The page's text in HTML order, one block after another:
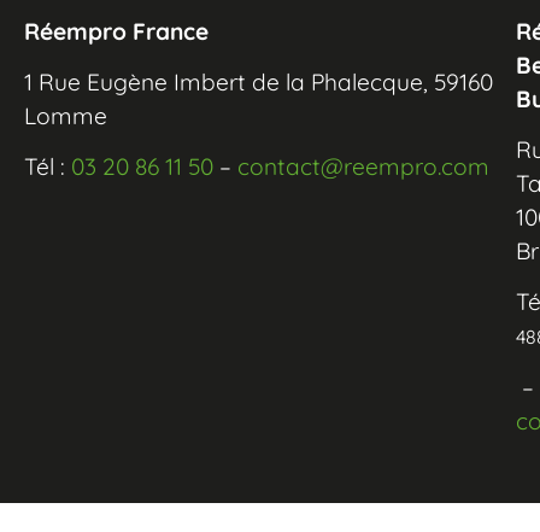
Réempro France
1 Rue Eugène Imbert de la Phalecque, 59160
Lomme
Tél : 03 20 86 11 50 – contact@reempro.com
–